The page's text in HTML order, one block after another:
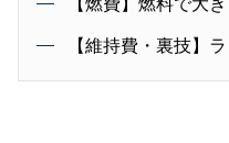
【燃費】燃料で大
【維持費・裏技】